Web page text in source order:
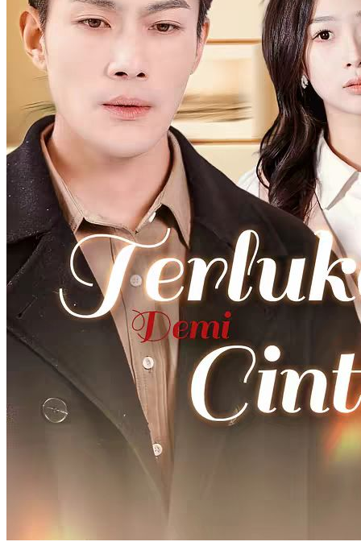
Cinta Tak Bisa Bicara
61 Episodes
Zea, pembunuh nomor satu, saat menjalankan misi diracun dan
hanya bisa disembuhkan dengan berhubungan intim dengan pria
...Tonton Cinta Tak Bisa Bicara secara gratis di NetShort. Temukan
lebih banyak drama populer.
Hilang Ingatan
Penyembuhan Cinta Tumbuh Perlahan
Signal Cinta Sang Rentenir
58 Episodes
Di usia muda Silvia harus melunasi hutang sambil merawat adiknya.
Pertemuan dengan Fadil, si rentenir kejam mengubah hid...Tonton
Signal Cinta Sang Rentenir secara gratis di NetShort. Temukan lebih
banyak drama populer.
Perkotaan
Cinta Tumbuh Perlahan